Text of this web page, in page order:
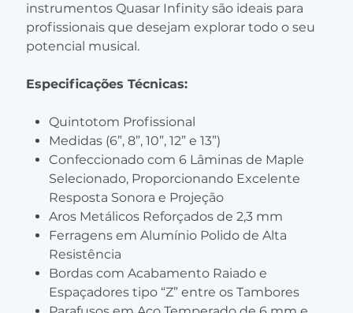
instrumentos Quasar Infinity são ideais para
profissionais que desejam explorar todo o seu
potencial musical.
Especificações Técnicas:
Quintotom Profissional
Medidas (6”, 8”, 10”, 12” e 13”)
Confeccionado com 6 Lâminas de Maple
Selecionado, Proporcionando Excelente
Resposta Sonora e Projeção
Aros Metálicos Reforçados de 2,3 mm
Ferragens em Alumínio Polido de Alta
Resistência
Bordas com Acabamento Raiado e
Espaçadores tipo “Z” entre os Tambores